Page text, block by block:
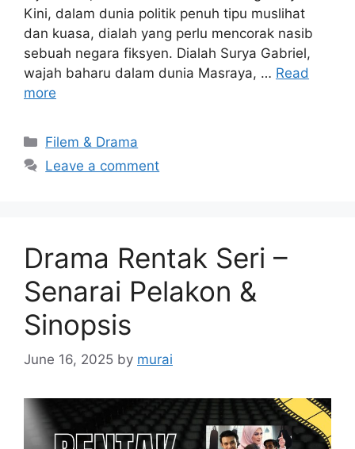
Kini, dalam dunia politik penuh tipu muslihat
dan kuasa, dialah yang perlu mencorak nasib
sebuah negara fiksyen. Dialah Surya Gabriel,
wajah baharu dalam dunia Masraya, … Read
more
Categories
Filem & Drama
Leave a comment
Drama Rentak Seri –
Senarai Pelakon &
Sinopsis
June 16, 2025 by murai